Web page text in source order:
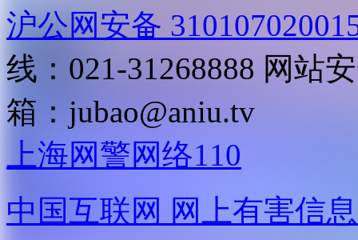
沪公网安备
线：021-31268888 网站
箱： jubao@aniu.tv
上海网警网络110
中国互联网 网上有害信